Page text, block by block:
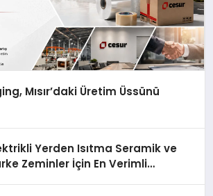
Mısır’daki Üretim Üssünü
Yerden Isıtma Seramik ve
Zeminler İçin En Verimli